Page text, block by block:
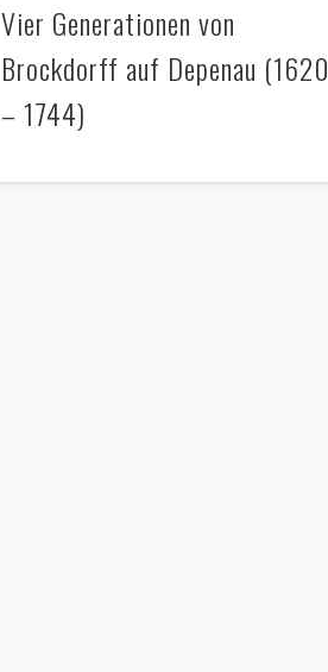
Vier Generationen von
Brockdorff auf Depenau (1620
– 1744)